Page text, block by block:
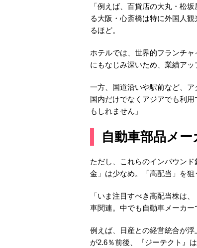
「例えば、百貨店の大丸・松
る大阪・心斎橋は特に外国人
るほど。
ホテルでは、世界的フランチ
にもなじみ深いため、業績アッ
一方、国道沿いや駅前など、
国内だけでなくアジアでも利
もしれません」
自動車部品メー
ただし、これらのインバウン
金」は少なめ。「高配当」を狙
「いま注目すべき高配当株は
車関連。中でも自動車メーカー
例えば、日産との経営統合が
が2.6％前後、『ジーテクト』